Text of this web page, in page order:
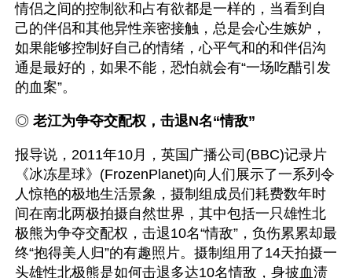
情侣之间的控制欲和占有欲都是一样的，当看到自
己的伴侣和其他异性亲密接触，总是会心生嫉妒，
如果能够控制好自己的情绪，心平气和的和伴侣沟
通是最好的，如果不能，恐怕就会有“一场吃醋引发
的血案”。
◎ 老江为争夺交配权，击退N名“情敌”
报导说，2011年10月，英国广播公司(BBC)记录片
《冰冻星球》(FrozenPlanet)向人们展示了一系列令
人惊艳的极地生活景象，摄制组成员们耗费数年时
间在南北两极拍摄自然世界，其中包括一只雄性北
极熊为争夺交配权，击退10名“情敌”，负伤累累却最
终“抱得美人归”的有趣照片。摄制组用了14天拍摄一
头雄性北极熊是如何击退多达10名情敌，身披血渍